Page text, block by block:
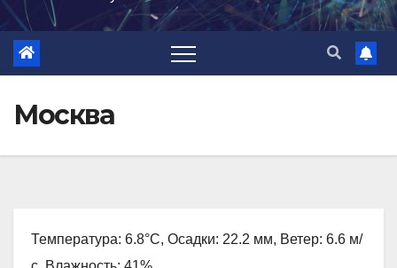
Москва
Температура: 6.8°C, Осадки: 22.2 мм, Ветер: 6.6 м/